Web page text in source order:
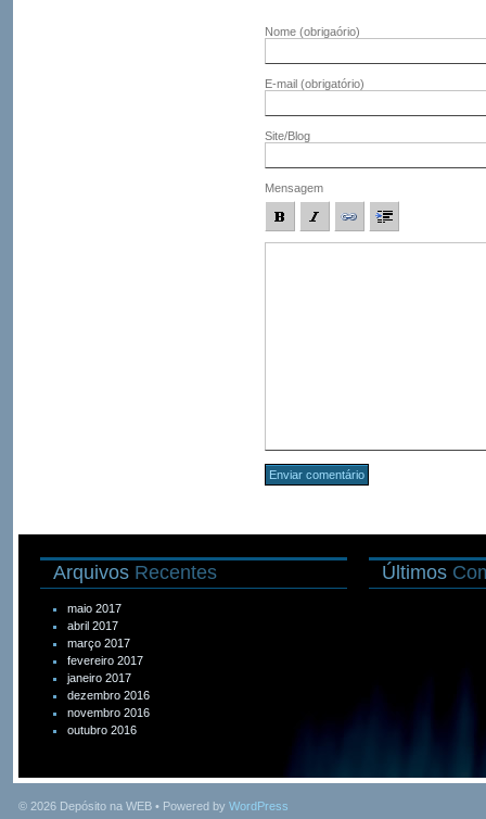
Nome (obrigaório)
E-mail (obrigatório)
Site/Blog
Mensagem
Arquivos Recentes
maio 2017
abril 2017
março 2017
fevereiro 2017
janeiro 2017
dezembro 2016
novembro 2016
outubro 2016
Últimos
© 2026 Depósito na WEB • Powered by WordPress